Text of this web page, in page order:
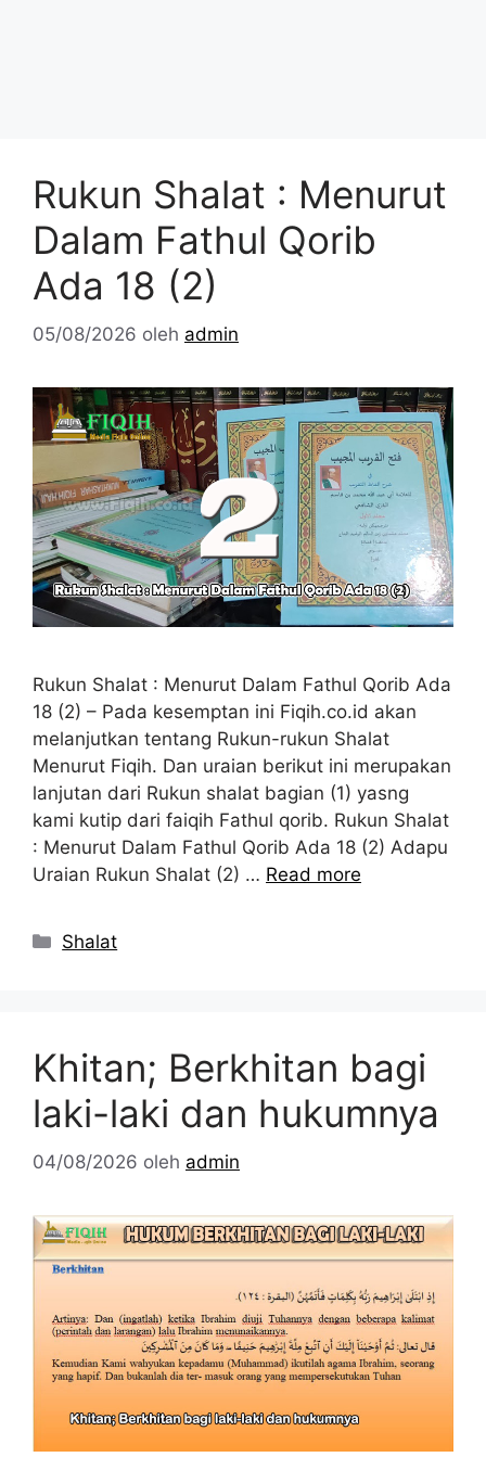
Rukun Shalat : Menurut
Dalam Fathul Qorib
Ada 18 (2)
05/08/2026 oleh admin
Rukun Shalat : Menurut Dalam Fathul Qorib Ada
18 (2) – Pada kesemptan ini Fiqih.co.id akan
melanjutkan tentang Rukun-rukun Shalat
Menurut Fiqih. Dan uraian berikut ini merupakan
lanjutan dari Rukun shalat bagian (1) yasng
kami kutip dari faiqih Fathul qorib. Rukun Shalat
: Menurut Dalam Fathul Qorib Ada 18 (2) Adapu
Uraian Rukun Shalat (2) … Read more
Kategori
Shalat
Khitan; Berkhitan bagi
laki-laki dan hukumnya
04/08/2026 oleh admin